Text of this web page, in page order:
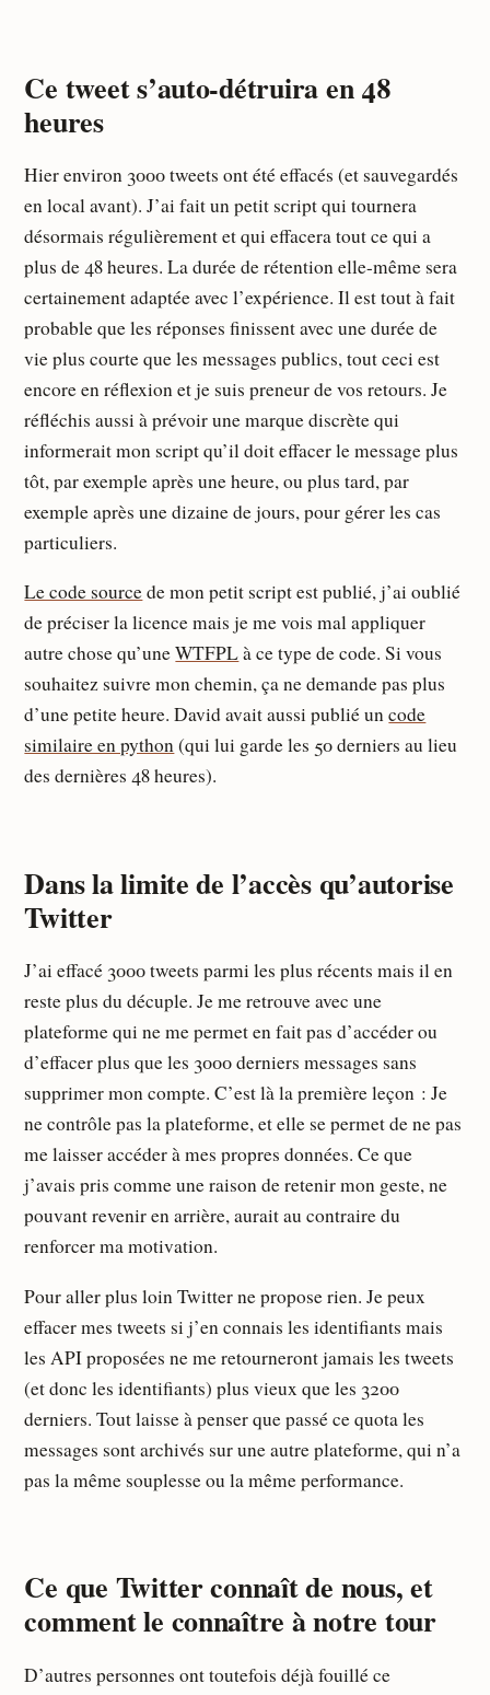
Ce tweet s’auto-détruira en 48
heures
Hier environ 3000 tweets ont été effacés (et sauvegardés
en local avant). J’ai fait un petit script qui tournera
désormais régulièrement et qui effacera tout ce qui a
plus de 48 heures. La durée de rétention elle-même sera
certainement adaptée avec l’expérience. Il est tout à fait
probable que les réponses finissent avec une durée de
vie plus courte que les messages publics, tout ceci est
encore en réflexion et je suis preneur de vos retours. Je
réfléchis aussi à prévoir une marque discrète qui
informerait mon script qu’il doit effacer le message plus
tôt, par exemple après une heure, ou plus tard, par
exemple après une dizaine de jours, pour gérer les cas
particuliers.
Le code sourcede mon petit script est publié, j’ai oublié
de préciser la licence mais je me vois mal appliquer
autre chose qu’uneWTFPLà ce type de code. Si vous
souhaitez suivre mon chemin, ça ne demande pas plus
d’une petite heure. David avait aussi publié uncode
similaire en python(qui lui garde les 50 derniers au lieu
des dernières 48 heures).
Dans la limite de l’accès qu’autorise
Twitter
J’ai effacé 3000 tweets parmi les plus récents mais il en
reste plus du décuple. Je me retrouve avec une
plateforme qui ne me permet en fait pas d’accéder ou
d’effacer plus que les 3000 derniers messages sans
supprimer mon compte. C’est là la première leçon : Je
ne contrôle pas la plateforme, et elle se permet de ne pas
me laisser accéder à mes propres données. Ce que
j’avais pris comme une raison de retenir mon geste, ne
pouvant revenir en arrière, aurait au contraire du
renforcer ma motivation.
Pour aller plus loin Twitter ne propose rien. Je peux
effacer mes tweets si j’en connais les identifiants mais
les API proposées ne me retourneront jamais les tweets
(et donc les identifiants) plus vieux que les 3200
derniers. Tout laisse à penser que passé ce quota les
messages sont archivés sur une autre plateforme, qui n’a
pas la même souplesse ou la même performance.
Ce que Twitter connaît de nous, et
comment le connaître à notre tour
D’autres personnes ont toutefois déjà fouillé ce